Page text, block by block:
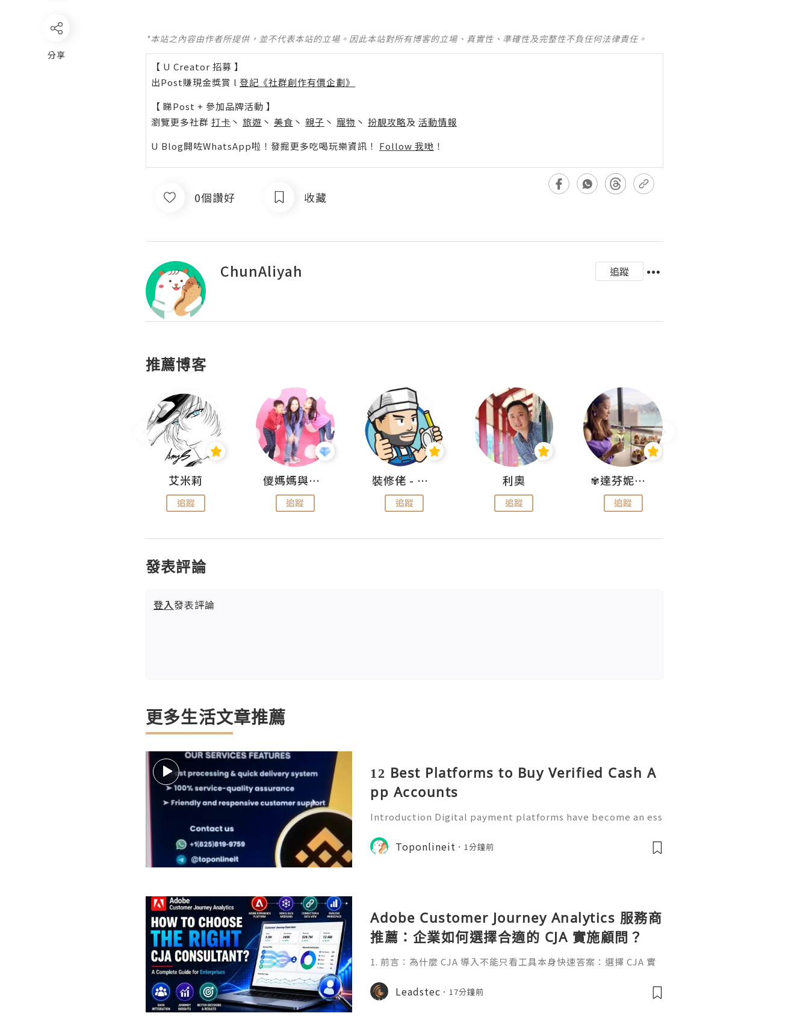
分享
*本站之內容由作者所提供，並不代表本站的立場。因此本站對所有博客的立場、真實性、準確性及完整性不負任何法律責任。
【 U Creator 招募 】
出Post賺現金獎賞 l 登記《社群創作有價企劃》
【 睇Post + 參加品牌活動 】
瀏覽更多社群 打卡 丶 旅遊 丶 美食 丶 親子 丶 寵物 丶 扮靚攻略及 活動情報
U Blog開咗WhatsApp啦！發掘更多吃喝玩樂資訊！ Follow 我哋 ！
0個讚好 收藏
ChunAliyah 追蹤
推薦博客
艾米莉
追蹤
儍媽媽與兩隻小魔怪之家
追蹤
裝修佬 - 香港一站式網上裝修平台
追蹤
利奧
追蹤
✾達芬妮•愛孩子•愛生活✾
追蹤
發表評論
登入發表評論
更多生活文章推薦
12 Best Platforms to Buy Verified Cash A
pp Accounts
Introduction Digital payment platforms have become an ess
users to send money, receive payments, manage spending,
and access convenient fi
Toponlineit 1分鐘前
Adobe Customer Journey Analytics 服務商
推薦：企業如何選擇合適的 CJA 實施顧問？
1. 前言：為什麼 CJA 導入不能只看工具本身快速答案：選擇 CJA 實
XDM 資料建模能力、Connection 與 Data View 設計能力、指標治
理方法、Analysis Workspace 報表設計、使用者培訓與長期優化支
Leadstec 17分鐘前